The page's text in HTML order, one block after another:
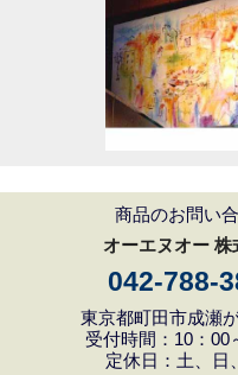
商品のお問い
オーエヌオー 株
042-788-
東京都町田市成瀬
受付時間：10：00
定休日：土、日